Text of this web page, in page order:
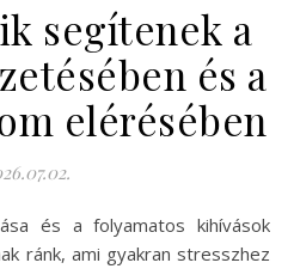
segítenek a
és a
elérésében
ránk, ami gyakran stresszhez